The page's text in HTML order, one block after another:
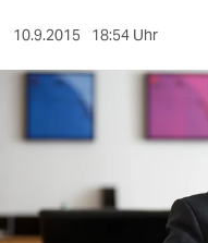
sport
wahrheit
10.9.2015 18:54 Uhr